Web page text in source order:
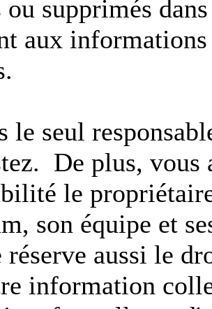
supprimés
aux
le seul
De plus, vous
le
son équipe et
réserve aussi le
information